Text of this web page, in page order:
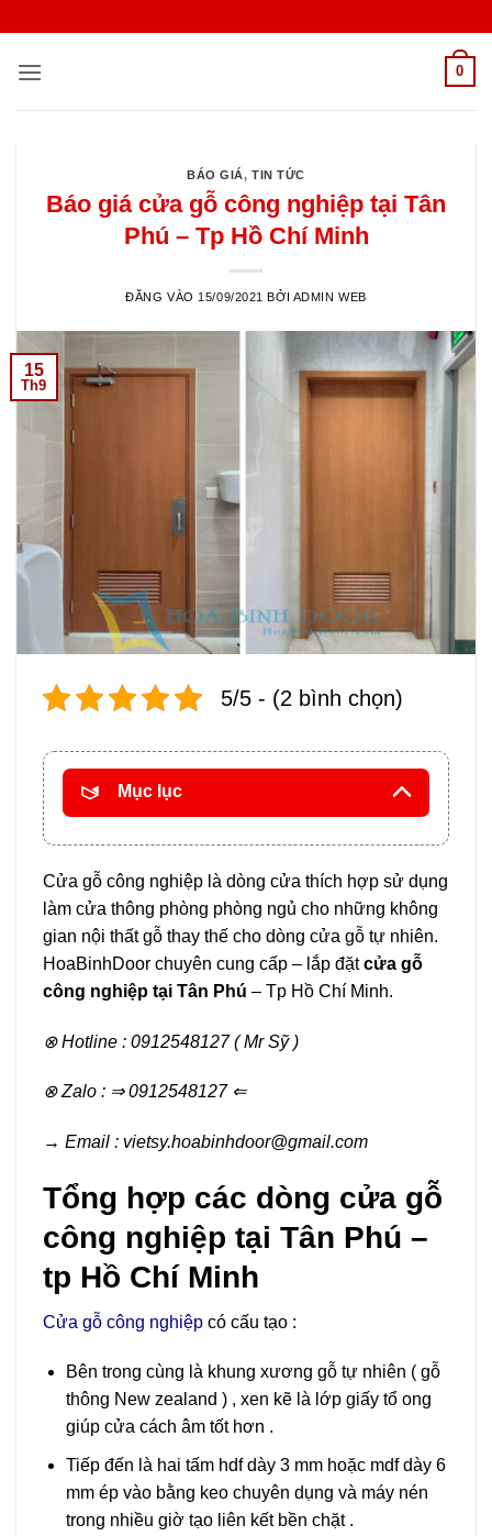
nội
0
BÁO GIÁ,TIN TỨC
Báo giá cửa gỗ công nghiệp tại Tân
Phú – Tp Hồ Chí Minh
ĐĂNG VÀO 15/09/2021 BỞI ADMIN WEB
15
Th9
5/5 - (2 bình chọn)
Mục lục
Cửa gỗ công nghiệp là dòng cửa thích hợp sử dụng
làm cửa thông phòng phòng ngủ cho những không
gian nội thất gỗ thay thế cho dòng cửa gỗ tự nhiên.
HoaBinhDoor chuyên cung cấp – lắp đặtcửa gỗ
công nghiệp tại Tân Phú – Tp Hồ Chí Minh.
⊗ Hotline : 0912548127 ( Mr Sỹ )
⊗ Zalo : ⇒ 0912548127 ⇐
→ Email : vietsy.hoabinhdoor@gmail.com
Tổng hợp các dòng cửa gỗ
công nghiệp tại Tân Phú –
tp Hồ Chí Minh
Cửa gỗ công nghiệp có cấu tạo :
Bên trong cùng là khung xương gỗ tự nhiên ( gỗ
thông New zealand ) , xen kẽ là lớp giấy tổ ong
giúp cửa cách âm tốt hơn .
Tiếp đến là hai tấm hdf dày 3 mm hoặc mdf dày 6
mm ép vào bằng keo chuyên dụng và máy nén
trong nhiều giờ tạo liên kết bền chặt .